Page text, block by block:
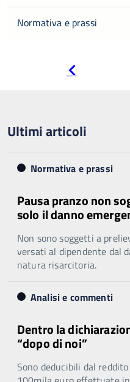
Normativa e prassi
Ultimi articoli
Normativa e prassi
Pausa pranzo non
solo il danno
Non sono soggetti a
versati al dipendente dal
natura risarcitoria.
Analisi e commenti
Dentro la
“dopo di noi”
Sono deducibili dal